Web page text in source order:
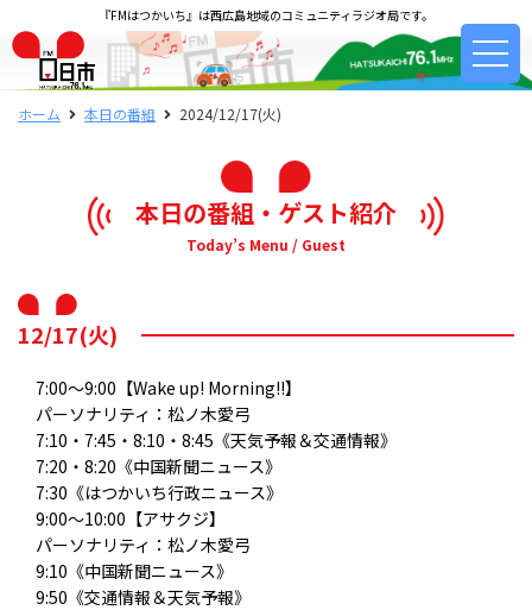
『FMはつかいち』は西広島地域のコミュニティラジオ局です。
ホーム 本日の番組 2024/12/17(火)
本日の番組・ゲスト紹介
Today’s Menu / Guest
12/17(火)
7:00～9:00【Wake up! Morning!!】
パーソナリティ：松ノ木愛弓
7:10・7:45・8:10・8:45《天気予報＆交通情報》
7:20・8:20《中国新聞ニュース》
7:30《はつかいち行政ニュース》
9:00～10:00【アサクジ】
パーソナリティ：松ノ木愛弓
9:10《中国新聞ニュース》
9:50《交通情報＆天気予報》